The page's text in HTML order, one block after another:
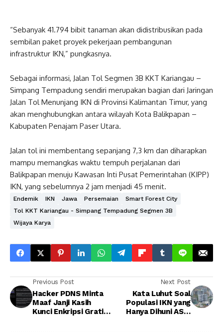
“Sebanyak 41.794 bibit tanaman akan didistribusikan pada
sembilan paket proyek pekerjaan pembangunan
infrastruktur IKN,” pungkasnya.
Sebagai informasi, Jalan Tol Segmen 3B KKT Kariangau –
Simpang Tempadung sendiri merupakan bagian dari Jaringan
Jalan Tol Menunjang IKN di Provinsi Kalimantan Timur, yang
akan menghubungkan antara wilayah Kota Balikpapan –
Kabupaten Penajam Paser Utara.
Jalan tol ini membentang sepanjang 7,3 km dan diharapkan
mampu memangkas waktu tempuh perjalanan dari
Balikpapan menuju Kawasan Inti Pusat Pemerintahan (KIPP)
IKN, yang sebelumnya 2 jam menjadi 45 menit.
Endemik IKN Jawa Persemaian
Smart Forest City
Tol KKT Kariangau - Simpang Tempadung Segmen 3B
Wijaya Karya
Previous Post
Hacker PDNS Minta
Maaf Janji Kasih
Kunci Enkripsi Gratis,
Next Post
Kata Luhut Soal
Populasi IKN yang
Hanya Dihuni ASN,